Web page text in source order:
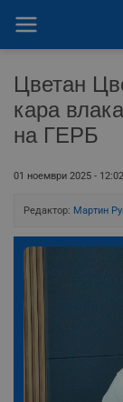
Цветан
кара
на ГЕРБ
01 ноември 2025 -
Редактор: Мартин